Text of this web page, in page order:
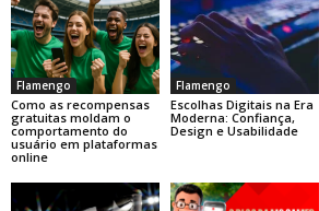
Flamengo
Como as recompensas
gratuitas moldam o
comportamento do
usuário em plataformas
online
Flamengo
Escolhas Digitais na Era
Moderna: Confiança,
Design e Usabilidade